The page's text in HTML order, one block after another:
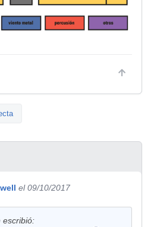
el 09/10/2017
escribió: